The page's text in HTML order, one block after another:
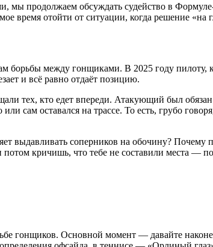
продолжаем обсуждать судейство в
время отойти от ситуации, когда решение
между гонщиками. В 2025 году пилоту,
и всё равно отдаёт позицию.
тех, кто едет впереди. Атакующий был
сам оставался на трассе. То есть, грубо
соперников на обочину? Почему
кричишь, что тебе не составили места —
гонщиков. Основной момент — давайте